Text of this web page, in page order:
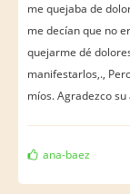
me quejaba de
me decían que no
quejarme dé
manifestarlos,.,
míos. Agradezco
ana-baez